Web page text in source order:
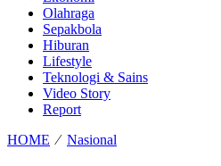
Olahraga
Sepakbola
Hiburan
Lifestyle
Teknologi & Sains
Video Story
Report
HOME ⁄ Nasional